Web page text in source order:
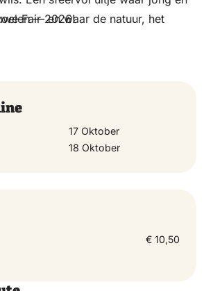
— en waar de natuur, het
de gezelligheid de hoofdrol spelen.
Fair 2026!
17 Oktober
18 Oktober
€ 10,50